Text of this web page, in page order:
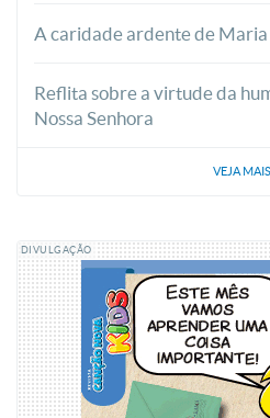
A caridade ardente de
Reflita sobre a virtude da
Nossa Senhora
VEJA MAIS
DIVULGAÇÃO